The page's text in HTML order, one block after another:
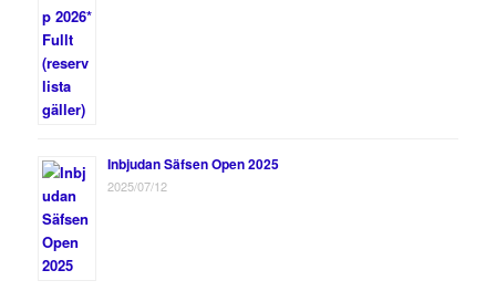
Inbjudan Säfsen Open 2025
2025/07/12